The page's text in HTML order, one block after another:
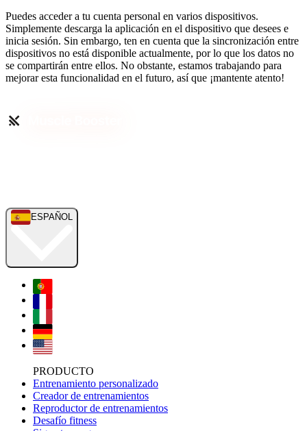
Puedes acceder a tu cuenta personal en varios dispositivos.
Simplemente descarga la aplicación en el dispositivo que desees e
inicia sesión. Sin embargo, ten en cuenta que la sincronización entre
dispositivos no está disponible actualmente, por lo que los datos no
se compartirán entre ellos. No obstante, estamos trabajando para
mejorar esta funcionalidad en el futuro, así que ¡mantente atento!
ESPAÑOL
PRODUCTO
Entrenamiento personalizado
Creador de entrenamientos
Reproductor de entrenamientos
Desafío fitness